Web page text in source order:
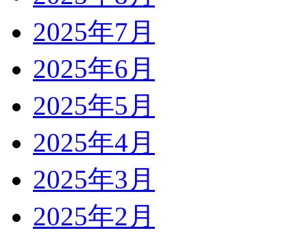
2025年7月
2025年6月
2025年5月
2025年4月
2025年3月
2025年2月